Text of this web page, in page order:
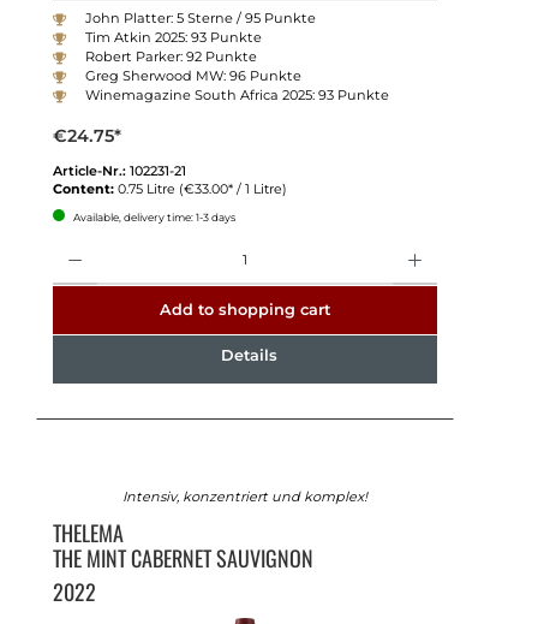
John Platter: 5 Sterne / 95 Punkte
Tim Atkin 2025: 93 Punkte
Robert Parker: 92 Punkte
Greg Sherwood MW: 96 Punkte
Winemagazine South Africa 2025: 93 Punkte
€24.75*
Article-Nr.: 102231-21
Content: 0.75 Litre (€33.00* / 1 Litre)
Available, delivery time: 1-3 days
Add to shopping cart
Details
Intensiv, konzentriert und komplex!
THELEMA
THE MINT CABERNET SAUVIGNON
2022